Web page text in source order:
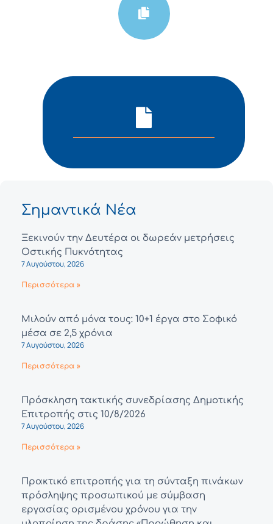
Σημαντικά Νέα
Ξεκινούν την Δευτέρα οι δωρεάν μετρήσεις
Οστικής Πυκνότητας
7 Αυγούστου, 2026
Περισσότερα »
Μιλούν από μόνα τους: 10+1 έργα στο Σοφικό
μέσα σε 2,5 χρόνια
7 Αυγούστου, 2026
Περισσότερα »
Πρόσκληση τακτικής συνεδρίασης Δημοτικής
Επιτροπής στις 10/8/2026
7 Αυγούστου, 2026
Περισσότερα »
Πρακτικό επιτροπής για τη σύνταξη πινάκων
πρόσληψης προσωπικού με σύμβαση
εργασίας ορισμένου χρόνου για την